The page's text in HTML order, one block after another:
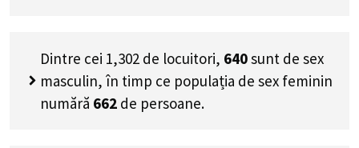
Dintre cei 1,302 de locuitori, 640sunt de sex
masculin, în timp ce populația de sex feminin
numără 662 de persoane.